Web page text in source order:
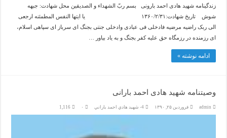
زندگینامه شهید هادی احمد بارونی بسم ربّ الشهداء و الصدیقین محل شهادت: جبهه
شوش تاریخ شهادت:۱۳۶۰/۲/۳۱ یا ایتها النفس المطمئنه ارجعی
الی ربک راضیه مرضیه فادخلی فی عبادی وادخلی جنتی بجنگ ای سرباز ای سپاهی اسلام،
ای رزمنده در رزمگاه حق علیه کفر بجنگ و به یاد بیاور …
ادامه نوشته »
وصیتنامه شهید هادی احمد بارانی
admin فروردین ۲۵, ۱۳۹۰ 4- شهيد هادي احمد باراني ۰ 1,116